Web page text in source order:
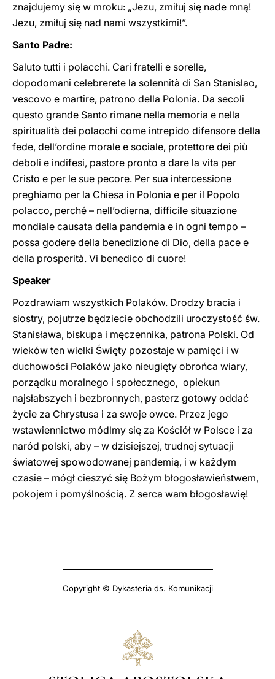
znajdujemy się w mroku: „Jezu, zmiłuj się nade mną!
Jezu, zmiłuj się nad nami wszystkimi!”.
Santo Padre:
Saluto tutti i polacchi. Cari fratelli e sorelle,
dopodomani celebrerete la solennità di San Stanislao,
vescovo e martire, patrono della Polonia. Da secoli
questo grande Santo rimane nella memoria e nella
spiritualità dei polacchi come intrepido difensore della
fede, dell’ordine morale e sociale, protettore dei più
deboli e indifesi, pastore pronto a dare la vita per
Cristo e per le sue pecore. Per sua intercessione
preghiamo per la Chiesa in Polonia e per il Popolo
polacco, perché – nell’odierna, difficile situazione
mondiale causata della pandemia e in ogni tempo –
possa godere della benedizione di Dio, della pace e
della prosperità. Vi benedico di cuore!
Speaker
Pozdrawiam wszystkich Polaków. Drodzy bracia i
siostry, pojutrze będziecie obchodzili uroczystość św.
Stanisława, biskupa i męczennika, patrona Polski. Od
wieków ten wielki Święty pozostaje w pamięci i w
duchowości Polaków jako nieugięty obrońca wiary,
porządku moralnego i społecznego, opiekun
najsłabszych i bezbronnych, pasterz gotowy oddać
życie za Chrystusa i za swoje owce. Przez jego
wstawiennictwo módlmy się za Kościół w Polsce i za
naród polski, aby – w dzisiejszej, trudnej sytuacji
światowej spowodowanej pandemią, i w każdym
czasie – mógł cieszyć się Bożym błogosławieństwem,
pokojem i pomyślnością. Z serca wam błogosławię!
Copyright © Dykasteria ds. Komunikacji